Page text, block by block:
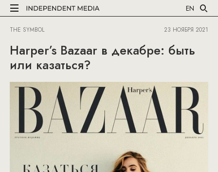
EN
THE SYMBOL 23 НОЯБРЯ 2021
Harper’s Bazaar в декабре: быть
или казаться?